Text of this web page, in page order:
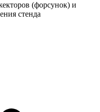
(форсунок) и
стенда